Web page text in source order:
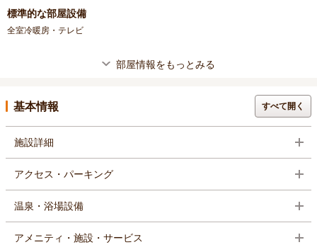
標準的な部屋設備
全室冷暖房・テレビ
部屋情報をもっとみる
基本情報 すべて開く
施設詳細
アクセス・パーキング
温泉・浴場設備
アメニティ・施設・サービス